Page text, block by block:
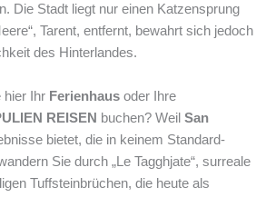
Die Stadt liegt nur einen Katzensprung
Tarent, entfernt, bewahrt sich jedoch
des Hinterlandes.
hier Ihr Ferienhaus oder Ihre
REISEN buchen? Weil San
bietet, die in keinem Standard-
Sie durch „Le Tagghjate“, surreale
Tuffsteinbrüchen, die heute als